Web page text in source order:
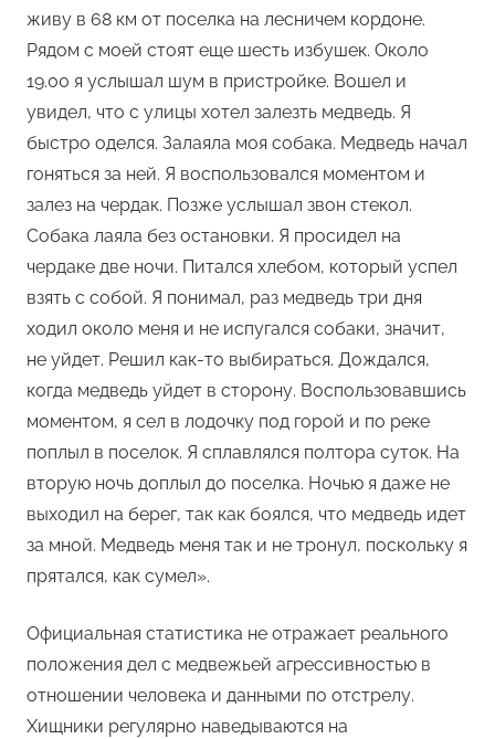
живу в 68 км от поселка на лесничем кордоне.
Рядом с моей стоят еще шесть избушек. Около
19.00 я услышал шум в пристройке. Вошел и
увидел, что с улицы хотел залезть медведь. Я
быстро оделся. Залаяла моя собака. Медведь начал
гоняться за ней. Я воспользовался моментом и
залез на чердак. Позже услышал звон стекол.
Собака лаяла без остановки. Я просидел на
чердаке две ночи. Питался хлебом, который успел
взять с собой. Я понимал, раз медведь три дня
ходил около меня и не испугался собаки, значит,
не уйдет. Решил как-то выбираться. Дождался,
когда медведь уйдет в сторону. Воспользовавшись
моментом, я сел в лодочку под горой и по реке
поплыл в поселок. Я сплавлялся полтора суток. На
вторую ночь доплыл до поселка. Ночью я даже не
выходил на берег, так как боялся, что медведь идет
за мной. Медведь меня так и не тронул, поскольку я
прятался, как сумел».
Официальная статистика не отражает реального
положения дел с медвежьей агрессивностью в
отношении человека и данными по отстрелу.
Хищники регулярно наведываются на